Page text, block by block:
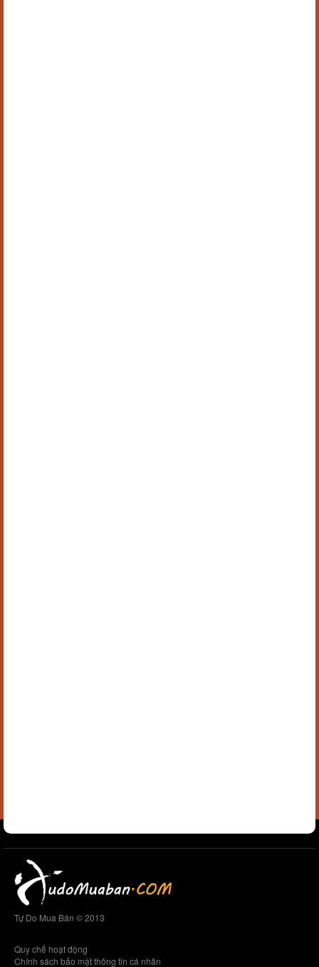
Tự Do Mua Bán © 2013
Quy chế hoạt động
Chính sách bảo mật thông tin cá nhân